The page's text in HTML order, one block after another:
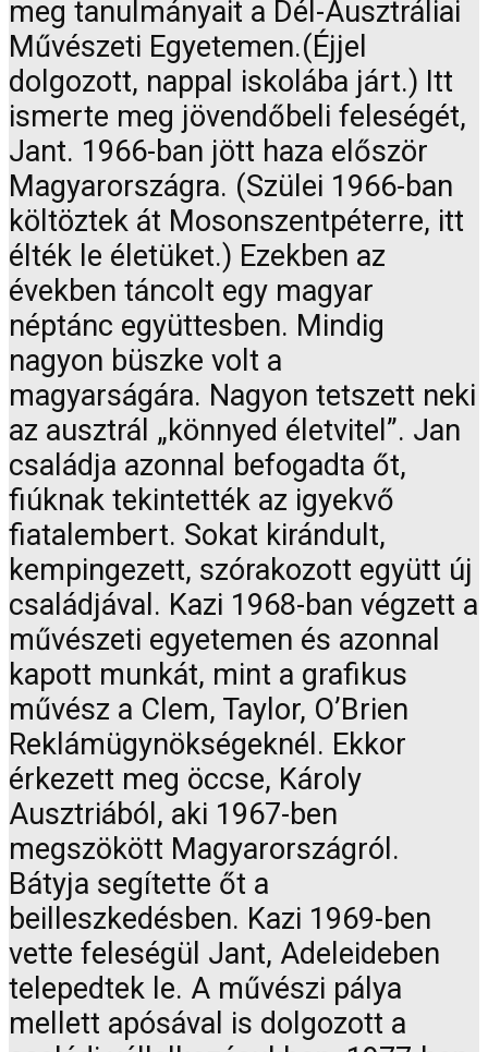
meg tanulmányait a Dél-Ausztráliai
Művészeti Egyetemen.(Éjjel
dolgozott, nappal iskolába járt.) Itt
ismerte meg jövendőbeli feleségét,
Jant. 1966-ban jött haza először
Magyarországra. (Szülei 1966-ban
költöztek át Mosonszentpéterre, itt
élték le életüket.) Ezekben az
években táncolt egy magyar
néptánc együttesben. Mindig
nagyon büszke volt a
magyarságára. Nagyon tetszett neki
az ausztrál „könnyed életvitel”. Jan
családja azonnal befogadta őt,
fiúknak tekintették az igyekvő
fiatalembert. Sokat kirándult,
kempingezett, szórakozott együtt új
családjával. Kazi 1968-ban végzett a
művészeti egyetemen és azonnal
kapott munkát, mint a grafikus
művész a Clem, Taylor, O’Brien
Reklámügynökségeknél. Ekkor
érkezett meg öccse, Károly
Ausztriából, aki 1967-ben
megszökött Magyarországról.
Bátyja segítette őt a
beilleszkedésben. Kazi 1969-ben
vette feleségül Jant, Adeleideben
telepedtek le. A művészi pálya
mellett apósával is dolgozott a